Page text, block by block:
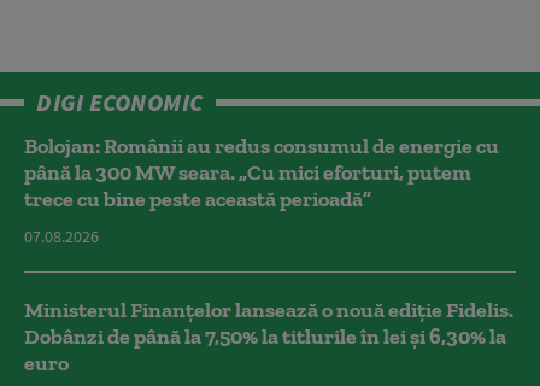
DIGI ECONOMIC
Bolojan: Românii au redus consumul de energie cu
până la 300 MW seara. „Cu mici eforturi, putem
trece cu bine peste această perioadă”
07.08.2026
Ministerul Finanțelor lansează o nouă ediție Fidelis.
Dobânzi de până la 7,50% la titlurile în lei și 6,30% la
euro